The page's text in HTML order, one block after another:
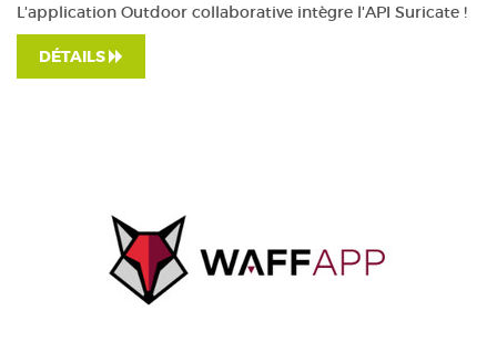
L'application Outdoor collaborative intègre l'API Suricate !
DÉTAILS